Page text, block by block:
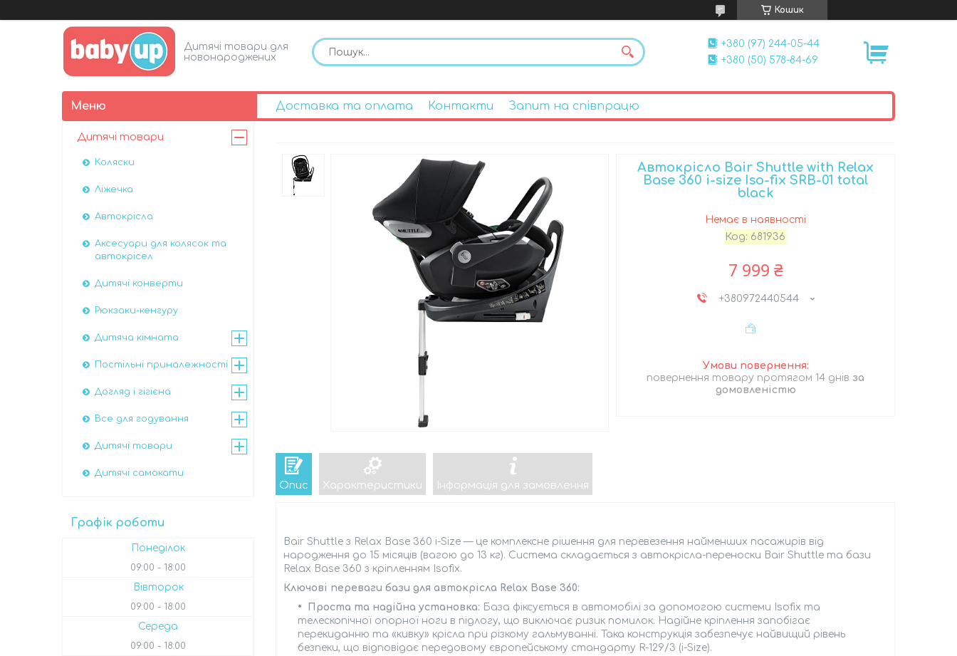
Кошик
Дитячі товари для
новонароджених
+380 (97) 244-05-44
+380 (50) 578-84-69
Доставка та оплата Контакти Запит на співпрацю
Автокрісло Bair Shuttle with Relax
Base 360 i-size Iso-fix SRB-01 total
black
Немає в наявності
Код: 681936
7 999 ₴
+380972440544
повернення товару протягом 14 днів за
домовленістю
Опис Характеристики Інформація для замовлення
Bair Shuttle з Relax Base 360 i-Size — це комплексне рішення для перевезення найменших пасажирів від
народження до 15 місяців (вагою до 13 кг). Система складається з автокрісла-переноски Bair Shuttle та бази
Relax Base 360 з кріпленням Isofix.
Ключові переваги бази для автокрісла Relax Base 360:
Проста та надійна установка: База фіксується в автомобілі за допомогою системи Isofix та
телескопічної опорної ноги в підлогу, що виключає ризик помилок. Надійне кріплення запобігає
перекиданню та «кивку» крісла при різкому гальмуванні. Така конструкція забезпечує найвищий рівень
безпеки, що відповідає передовому європейському стандарту R-129/3 (i-Size).
Дитячі товари
Коляски
Ліжечка
Автокрісла
Аксесуари для колясок та
автокрісел
Дитячі конверти
Рюкзаки-кенгуру
Дитяча кімната
Постільні приналежності
Догляд і гігієна
Все для годування
Дитячі товари
Дитячі самокати
Графік роботи
Понеділок
09:00 18:00
Вівторок
09:00 18:00
Середа
09:00 18:00